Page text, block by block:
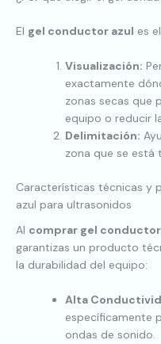
El gel conductor azul es
Visualización:
exactamente
zonas secas que
equipo o reducir
Delimitación:
zona que se está
Características técnicas y
azul para ultrasonidos
Al comprar gel
garantizas un producto
la durabilidad del equipo:
Alta
específicamente
ondas de sonido.